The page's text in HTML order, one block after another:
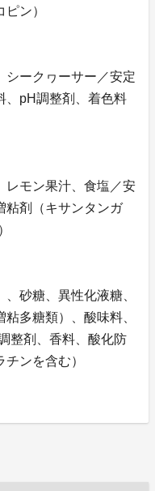
ン）
シークヮーサー／安定
、pH調整剤、着色料
レモン果汁、食塩／安
粘剤（キサンタンガ
砂糖、異性化液糖、
多糖類）、酸味料、
整剤、香料、酸化防
ンを含む）